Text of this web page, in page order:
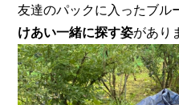
友達のパックに入ったブル
けあい一緒に探す姿があり